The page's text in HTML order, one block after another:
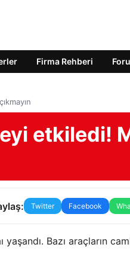
Firma Rehberi
etkiledi!
Twitter Facebook
Bazı araçların